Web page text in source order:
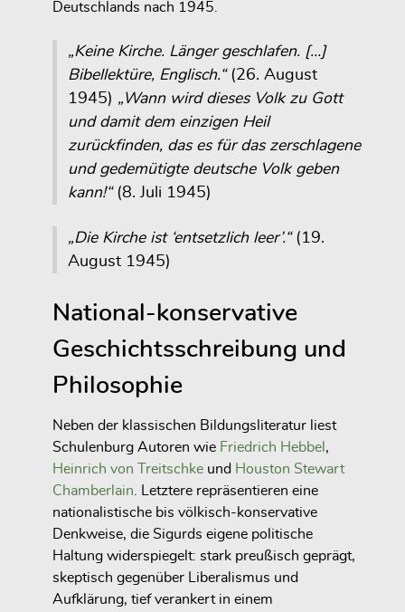
Deutschlands nach 1945.
„Keine Kirche. Länger geschlafen. […]
Bibellektüre, Englisch.“(26. August
1945) „Wann wird dieses Volk zu Gott
und damit dem einzigen Heil
zurückfinden, das es für das zerschlagene
und gedemütigte deutsche Volk geben
kann!“(8. Juli 1945)
„Die Kirche ist ‘entsetzlich leer’.“(19.
August 1945)
National-konservative
Geschichtsschreibung und
Philosophie
Neben der klassischen Bildungsliteratur liest
Schulenburg Autoren wie Friedrich Hebbel ,
Heinrich von Treitschke und Houston Stewart
Chamberlain . Letztere repräsentieren eine
nationalistische bis völkisch-konservative
Denkweise, die Sigurds eigene politische
Haltung widerspiegelt: stark preußisch geprägt,
skeptisch gegenüber Liberalismus und
Aufklärung, tief verankert in einem